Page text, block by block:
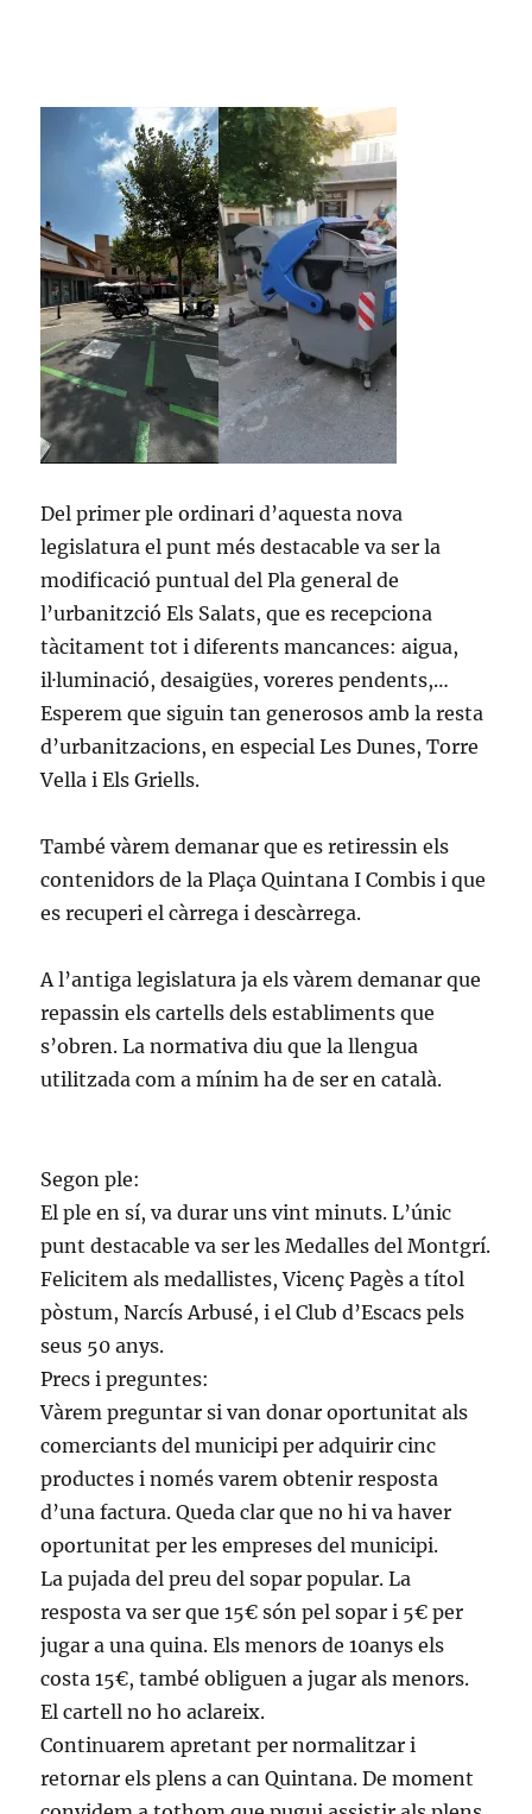
Del primer ple ordinari d’aquesta nova
legislatura el punt més destacable va ser la
modificació puntual del Pla general de
l’urbanitzció Els Salats, que es recepciona
tàcitament tot i diferents mancances: aigua,
il·luminació, desaigües, voreres pendents,…
Esperem que siguin tan generosos amb la resta
d’urbanitzacions, en especial Les Dunes, Torre
Vella i Els Griells.
També vàrem demanar que es retiressin els
contenidors de la Plaça Quintana I Combis i que
es recuperi el càrrega i descàrrega.
A l’antiga legislatura ja els vàrem demanar que
repassin els cartells dels establiments que
s’obren. La normativa diu que la llengua
utilitzada com a mínim ha de ser en català.
Segon ple:
El ple en sí, va durar uns vint minuts. L’únic
punt destacable va ser les Medalles del Montgrí.
Felicitem als medallistes, Vicenç Pagès a títol
pòstum, Narcís Arbusé, i el Club d’Escacs pels
seus 50 anys.
Precs i preguntes:
Vàrem preguntar si van donar oportunitat als
comerciants del municipi per adquirir cinc
productes i només varem obtenir resposta
d’una factura. Queda clar que no hi va haver
oportunitat per les empreses del municipi.
La pujada del preu del sopar popular. La
resposta va ser que 15€ són pel sopar i 5€ per
jugar a una quina. Els menors de 10anys els
costa 15€, també obliguen a jugar als menors.
El cartell no ho aclareix.
Continuarem apretant per normalitzar i
retornar els plens a can Quintana. De moment